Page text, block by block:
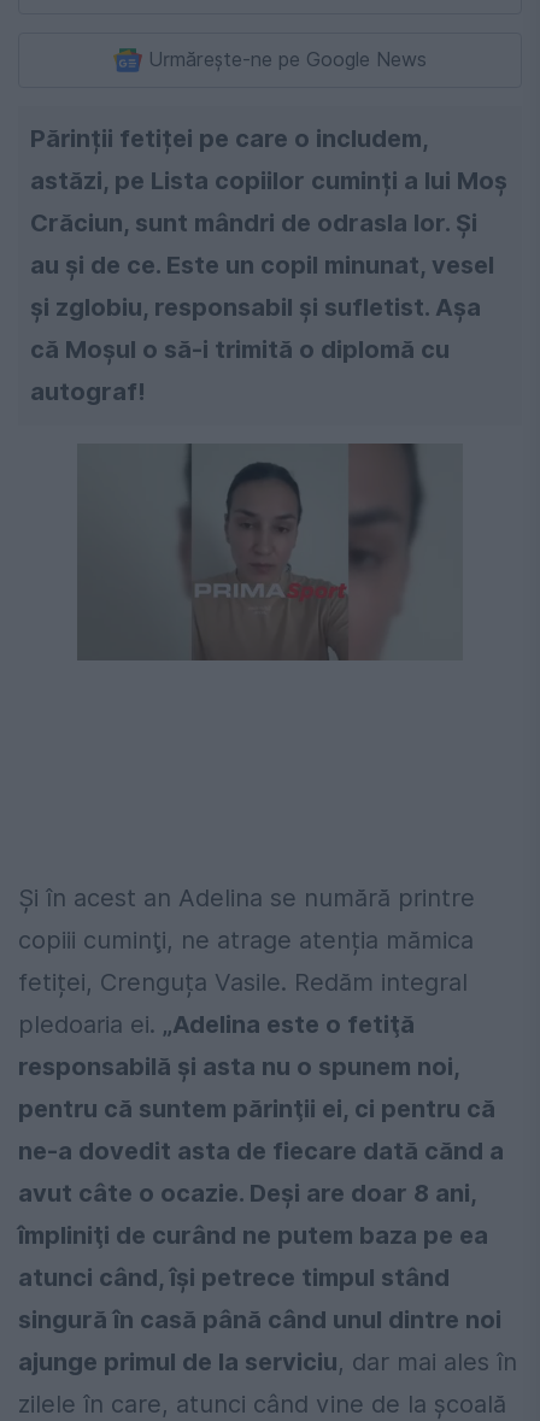
Urmărește-ne pe Google News
Părinții fetiței pe care o includem,
astăzi, pe Lista copiilor cuminți a lui Moș
Crăciun, sunt mândri de odrasla lor. Și
au și de ce. Este un copil minunat, vesel
și zglobiu, responsabil și sufletist. Așa
că Moșul o să-i trimită o diplomă cu
autograf!
Şi în acest an Adelina se numără printre
copiii cuminţi, ne atrage atenția mămica
fetiței, Crenguța Vasile. Redăm integral
pledoaria ei. „Adelina este o fetiţă
responsabilă şi asta nu o spunem noi,
pentru că suntem părinţii ei, ci pentru că
ne-a dovedit asta de fiecare dată cănd a
avut câte o ocazie. Deşi are doar 8 ani,
împliniţi de curând ne putem baza pe ea
atunci când, îşi petrece timpul stând
singură în casă până când unul dintre noi
ajunge primul de la serviciu, dar mai ales în
zilele în care, atunci când vine de la şcoală